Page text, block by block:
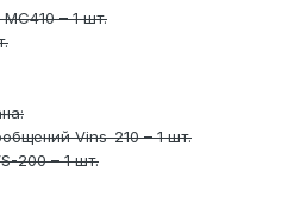
– 1 шт.
Vins-210 – 1 шт.
200 – 1 шт.